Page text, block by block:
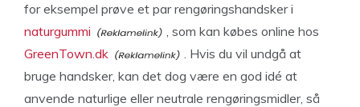
for eksempel prøve et par rengøringshandsker i
naturgummi
, som kan købes online hos
GreenTown.dk
. Hvis du vil undgå at
bruge handsker, kan det dog være en god idé at
anvende naturlige eller neutrale rengøringsmidler, så